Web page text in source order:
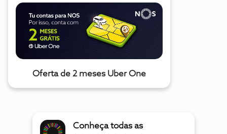
Oferta de 2 meses Uber One
Conheça todas as